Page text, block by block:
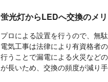
蛍光灯からLEDへ交換のメ
プロによる設置を行うので、無
電気工事は法律により有資格者
行うことで漏電による火災など
が長いため、交換の頻度が減り手